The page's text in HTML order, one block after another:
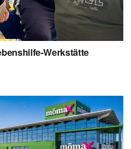
Werkstätte